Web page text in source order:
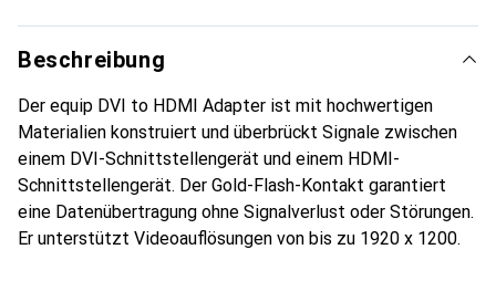
Beschreibung
Der equip DVI to HDMI Adapter ist mit hochwertigen
Materialien konstruiert und überbrückt Signale zwischen
einem DVI-Schnittstellengerät und einem HDMI-
Schnittstellengerät. Der Gold-Flash-Kontakt garantiert
eine Datenübertragung ohne Signalverlust oder Störungen.
Er unterstützt Videoauflösungen von bis zu 1920 x 1200.